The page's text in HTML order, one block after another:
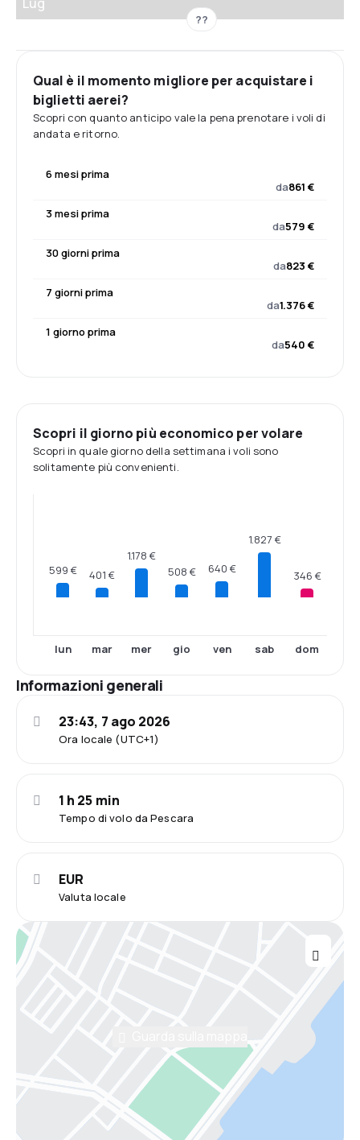
??
Qual è il momento migliore per acquistare i
biglietti aerei?
Scopri con quanto anticipo vale la pena prenotare i voli di
andata e ritorno.
6 mesi prima
da861 €
3 mesi prima
da579 €
30 giorni prima
da823 €
7 giorni prima
da1.376 €
1 giorno prima
da540 €
Scopri il giorno più economico per volare
Scopri in quale giorno della settimana i voli sono
solitamente più convenienti.
599 €
lun
401 €
mar
1.178 €
mer
508 €
gio
640 €
ven
1.827 €
sab
346 €
dom
Informazioni generali
Ora locale (UTC+1)
23:43, 7 ago 2026
Tempo di volo da Pescara
1 h 25 min
Valuta locale
EUR